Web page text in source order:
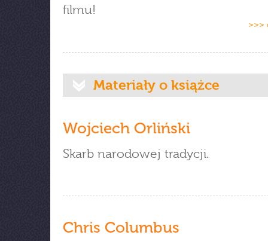
filmu!
>>>
Materiały o książce
Wojciech Orliński
Skarb narodowej tradycji.
Chris Columbus